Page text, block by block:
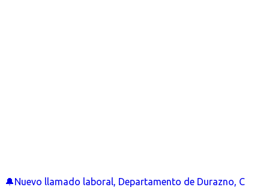
🔔Nuevo llamado laboral, Departamento de Durazno, C